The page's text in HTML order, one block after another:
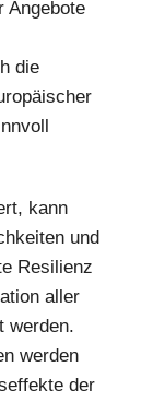
Angebote
die
kann
und
Resilienz
aller
werden.
werden
der